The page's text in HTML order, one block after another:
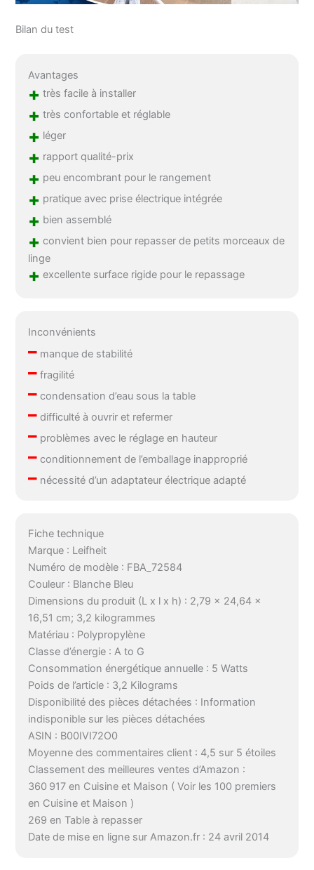
Bilan du test
Avantages
+ très facile à installer
+ très confortable et réglable
+ léger
+ rapport qualité-prix
+ peu encombrant pour le rangement
+ pratique avec prise électrique intégrée
+ bien assemblé
+ convient bien pour repasser de petits morceaux de
linge
+ excellente surface rigide pour le repassage
Inconvénients
– manque de stabilité
– fragilité
– condensation d’eau sous la table
– difficulté à ouvrir et refermer
– problèmes avec le réglage en hauteur
– conditionnement de l’emballage inapproprié
– nécessité d’un adaptateur électrique adapté
Fiche technique
Marque : Leifheit
Numéro de modèle : FBA_72584
Couleur : Blanche Bleu
Dimensions du produit (L x l x h) : 2,79 x 24,64 x
16,51 cm; 3,2 kilogrammes
Matériau : Polypropylène
Classe d’énergie : A to G
Consommation énergétique annuelle : 5 Watts
Poids de l’article : 3,2 Kilograms
Disponibilité des pièces détachées : Information
indisponible sur les pièces détachées
ASIN : B00IVI72O0
Moyenne des commentaires client : 4,5 sur 5 étoiles
Classement des meilleures ventes d’Amazon :
360 917 en Cuisine et Maison ( Voir les 100 premiers
en Cuisine et Maison )
269 en Table à repasser
Date de mise en ligne sur Amazon.fr : 24 avril 2014